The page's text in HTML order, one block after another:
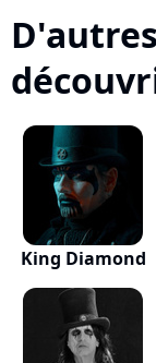
King Diamond